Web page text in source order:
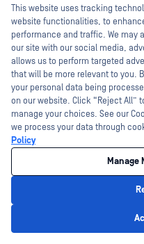
Fabrico
Apoio e serviços
Apoio ao contacto
Criar um caso
Gestão Técnica de Contas
Serviços profissionais
GerencieiOPSWAT My OPSWAT
Documentação técnica
This website uses tracking
website functionalities, to
performance and traffic. We may
our site with our social media,
allows us to perform targeted
that will be more relevant to you.
your personal data being
on our website. Click “Reject All”
manage your choices. See our
we process your data through
Policy
Manage
Hey
I'm Ozzy,
How
today?